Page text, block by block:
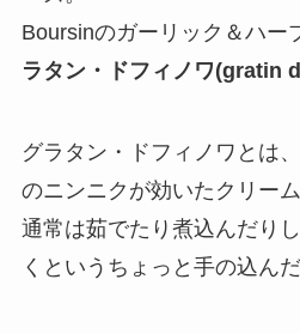
Boursinのガーリック＆ハー
ラタン・ドフィノワ(gratin
グラタン・ドフィノワとは
のニンニクが効いたクリー
通常は茹でたり煮込んだり
くというちょっと手の込ん